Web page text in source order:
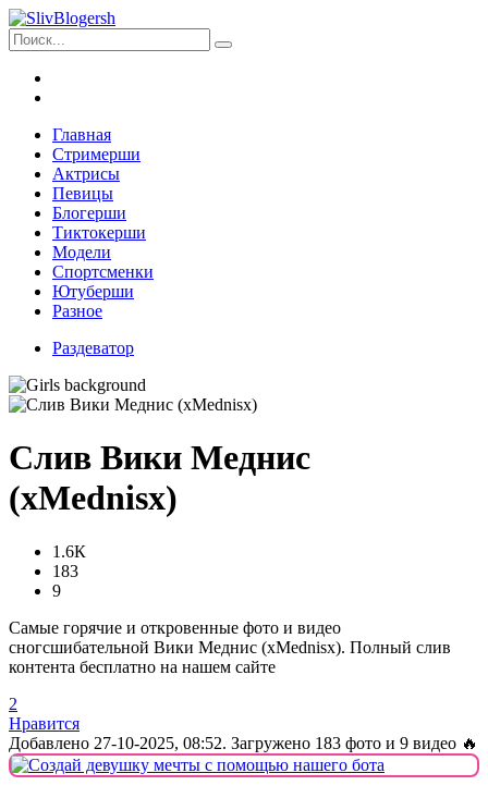
Главная
Стримерши
Актрисы
Певицы
Блогерши
Тиктокерши
Модели
Спортсменки
Ютуберши
Разное
Раздеватор
Слив Вики Меднис
(xMednisx)
1.6К
183
9
Самые горячие и откровенные фото и видео
сногсшибательной Вики Меднис (xMednisx). Полный слив
контента бесплатно на нашем сайте
2
Нравится
Добавлено 27-10-2025, 08:52. Загружено 183 фото и 9 видео 🔥